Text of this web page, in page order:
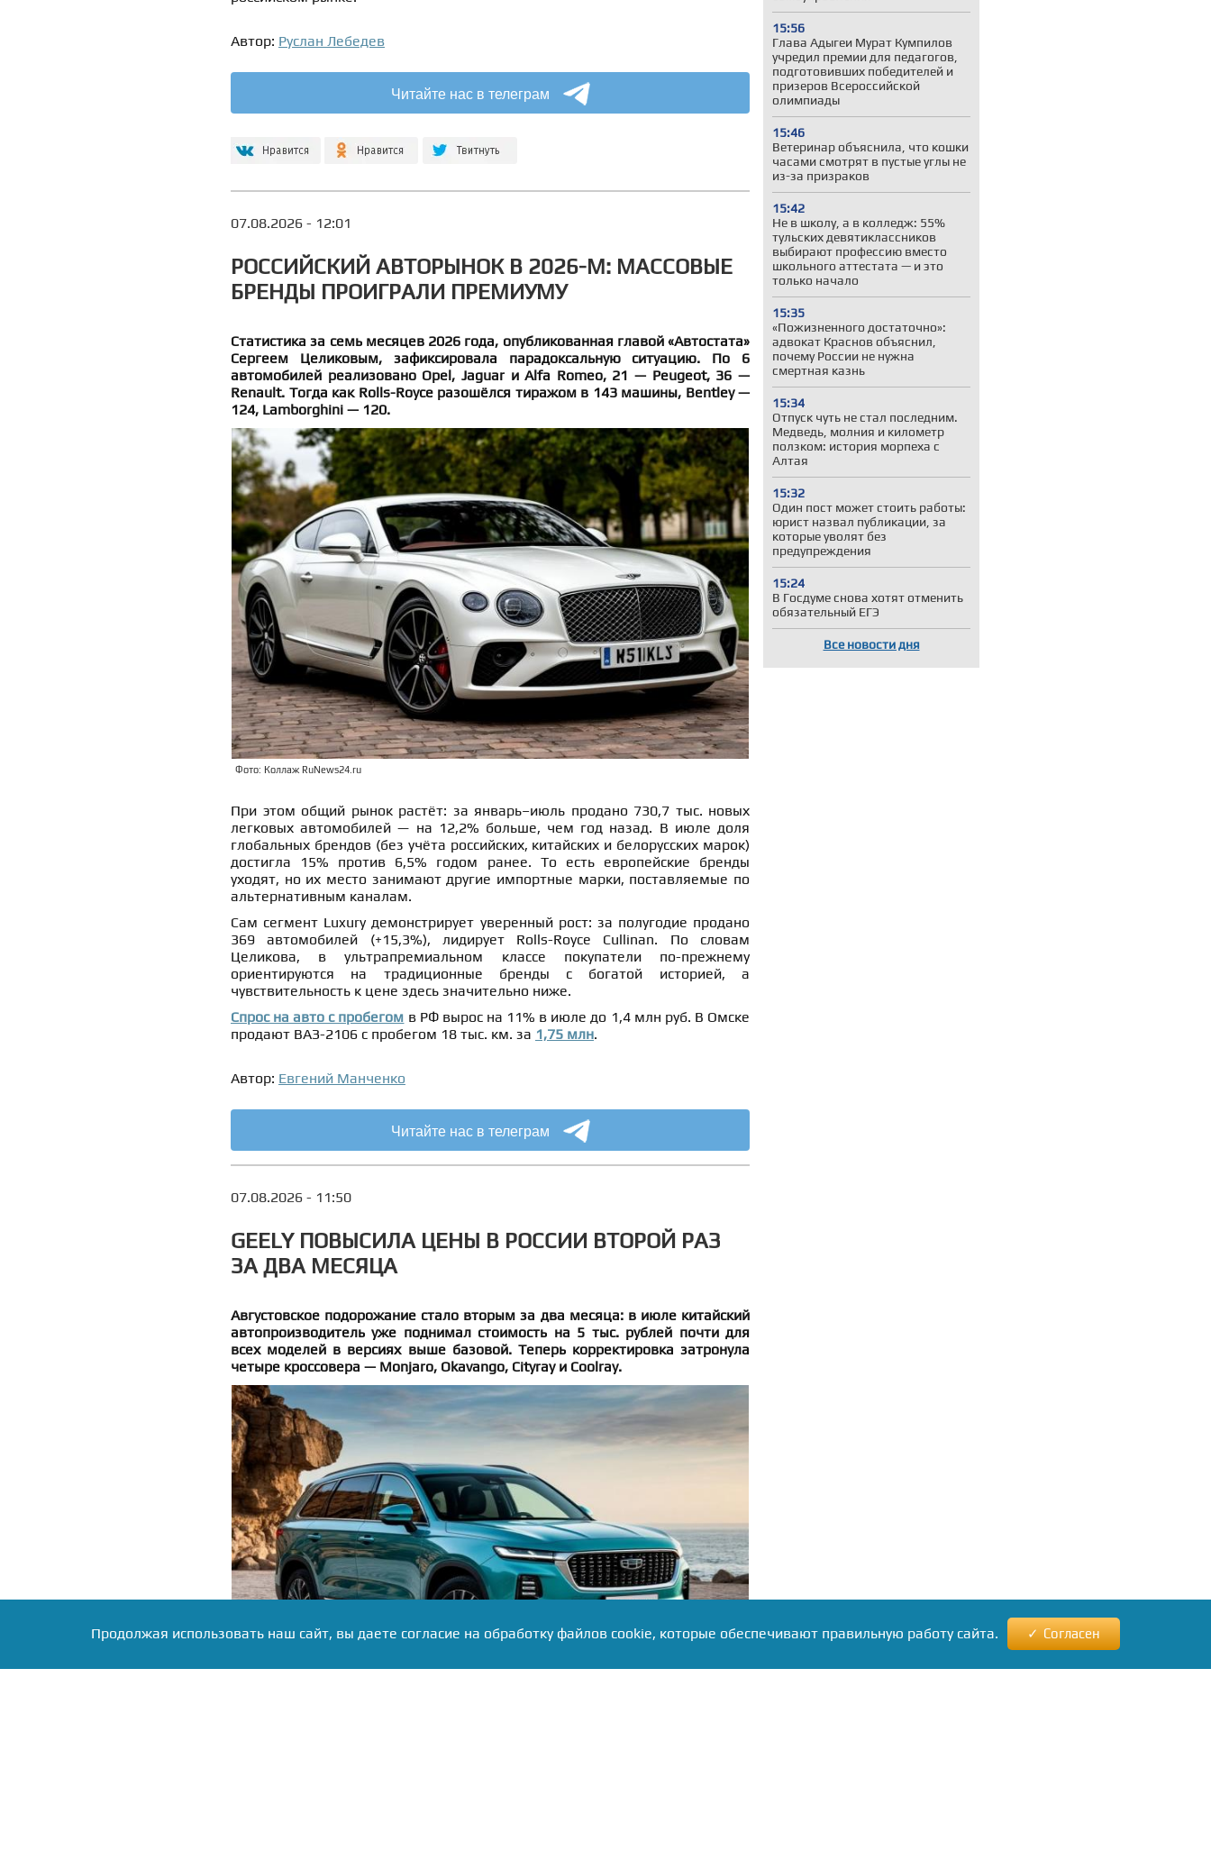
15:56
Глава Адыгеи Мурат Кумпилов
учредил премии для педагогов,
подготовивших победителей и
призеров Всероссийской
олимпиады
15:46
Ветеринар объяснила, что кошки
часами смотрят в пустые углы не
из-за призраков
15:42
Не в школу, а в колледж: 55%
тульских девятиклассников
выбирают профессию вместо
школьного аттестата — и это
только начало
15:35
«Пожизненного достаточно»:
адвокат Краснов объяснил,
почему России не нужна
смертная казнь
15:34
Отпуск чуть не стал последним.
Медведь, молния и километр
ползком: история морпеха с
Алтая
15:32
Один пост может стоить работы:
юрист назвал публикации, за
которые уволят без
предупреждения
15:24
В Госдуме снова хотят отменить
обязательный ЕГЭ
Все новости дня
Автор: Руслан Лебедев
Читайте нас в телеграм
07.08.2026 - 12:01
РОССИЙСКИЙ АВТОРЫНОК В 2026-М: МАССОВЫЕ
БРЕНДЫ ПРОИГРАЛИ ПРЕМИУМУ
Статистика за семь месяцев 2026 года, опубликованная главой «Автостата»
Сергеем Целиковым, зафиксировала парадоксальную ситуацию. По 6
автомобилей реализовано Opel, Jaguar и Alfa Romeo, 21 — Peugeot, 36 —
Renault. Тогда как Rolls-Royce разошёлся тиражом в 143 машины, Bentley —
124, Lamborghini — 120.
Фото: Коллаж RuNews24.ru
При этом общий рынок растёт: за январь–июль продано 730,7 тыс. новых
легковых автомобилей — на 12,2% больше, чем год назад. В июле доля
глобальных брендов (без учёта российских, китайских и белорусских марок)
достигла 15% против 6,5% годом ранее. То есть европейские бренды
уходят, но их место занимают другие импортные марки, поставляемые по
альтернативным каналам.
Сам сегмент Luxury демонстрирует уверенный рост: за полугодие продано
369 автомобилей (+15,3%), лидирует Rolls-Royce Cullinan. По словам
Целикова, в ультрапремиальном классе покупатели по-прежнему
ориентируются на традиционные бренды с богатой историей, а
чувствительность к цене здесь значительно ниже.
Спрос на авто с пробегом в РФ вырос на 11% в июле до 1,4 млн руб. В Омске
продают ВАЗ-2106 с пробегом 18 тыс. км. за 1,75 млн.
Автор: Евгений Манченко
Читайте нас в телеграм
07.08.2026 - 11:50
GEELY ПОВЫСИЛА ЦЕНЫ В РОССИИ ВТОРОЙ РАЗ
ЗА ДВА МЕСЯЦА
Августовское подорожание стало вторым за два месяца: в июле китайский
автопроизводитель уже поднимал стоимость на 5 тыс. рублей почти для
всех моделей в версиях выше базовой. Теперь корректировка затронула
четыре кроссовера — Monjaro, Okavango, Cityray и Coolray.
Продолжая использовать наш сайт, вы даете согласие на обработку файлов cookie, которые обеспечивают правильную работу сайта. Согласен